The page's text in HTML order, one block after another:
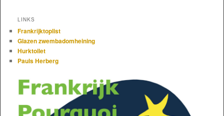
LINKS
Frankrijktoplist
Glazen zwembadomheining
Hurktoilet
Pauls Herberg